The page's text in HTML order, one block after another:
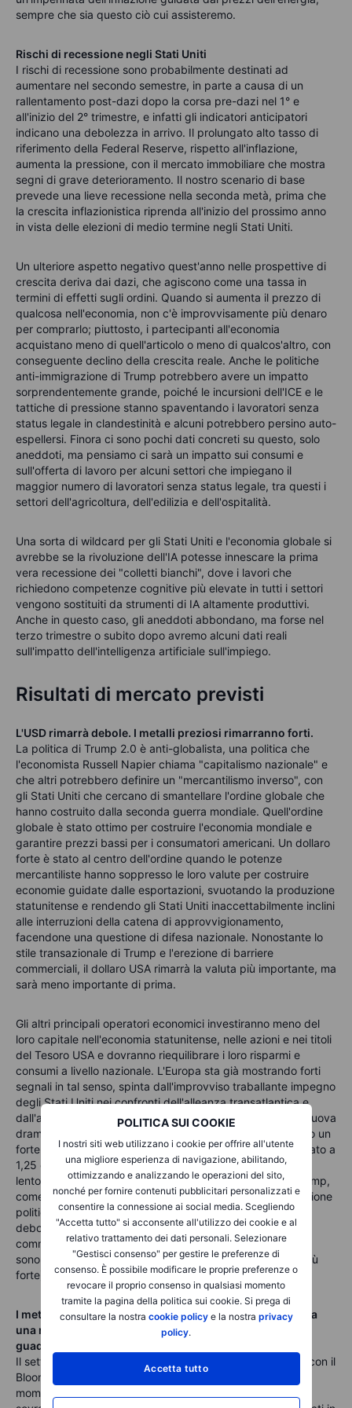
POLITICA SUI COOKIE
I nostri siti web utilizzano i cookie per offrire all'utente
una migliore esperienza di navigazione, abilitando,
ottimizzando e analizzando le operazioni del sito,
nonché per fornire contenuti pubblicitari personalizzati e
consentire la connessione ai social media. Scegliendo
"Accetta tutto" si acconsente all'utilizzo dei cookie e al
relativo trattamento dei dati personali. Selezionare
"Gestisci consenso" per gestire le preferenze di
consenso. È possibile modificare le proprie preferenze o
revocare il proprio consenso in qualsiasi momento
tramite la pagina della politica sui cookie. Si prega di
consultare la nostra cookie policye la nostra privacy
policy.
Accetta tutto
sempre che sia questo ciò cui assisteremo.
Rischi di recessione negli Stati Uniti
I rischi di recessione sono probabilmente destinati ad
aumentare nel secondo semestre, in parte a causa di un
rallentamento post-dazi dopo la corsa pre-dazi nel 1° e
all'inizio del 2° trimestre, e infatti gli indicatori anticipatori
indicano una debolezza in arrivo. Il prolungato alto tasso di
riferimento della Federal Reserve, rispetto all'inflazione,
aumenta la pressione, con il mercato immobiliare che mostra
segni di grave deterioramento. Il nostro scenario di base
prevede una lieve recessione nella seconda metà, prima che
la crescita inflazionistica riprenda all'inizio del prossimo anno
in vista delle elezioni di medio termine negli Stati Uniti.
Un ulteriore aspetto negativo quest'anno nelle prospettive di
crescita deriva dai dazi, che agiscono come una tassa in
termini di effetti sugli ordini. Quando si aumenta il prezzo di
qualcosa nell'economia, non c'è improvvisamente più denaro
per comprarlo; piuttosto, i partecipanti all'economia
acquistano meno di quell'articolo o meno di qualcos'altro, con
conseguente declino della crescita reale. Anche le politiche
anti-immigrazione di Trump potrebbero avere un impatto
sorprendentemente grande, poiché le incursioni dell'ICE e le
tattiche di pressione stanno spaventando i lavoratori senza
status legale in clandestinità e alcuni potrebbero persino auto-
espellersi. Finora ci sono pochi dati concreti su questo, solo
aneddoti, ma pensiamo ci sarà un impatto sui consumi e
sull'offerta di lavoro per alcuni settori che impiegano il
maggior numero di lavoratori senza status legale, tra questi i
settori dell'agricoltura, dell'edilizia e dell'ospitalità.
Una sorta di wildcard per gli Stati Uniti e l'economia globale si
avrebbe se la rivoluzione dell'IA potesse innescare la prima
vera recessione dei "colletti bianchi", dove i lavori che
richiedono competenze cognitive più elevate in tutti i settori
vengono sostituiti da strumenti di IA altamente produttivi.
Anche in questo caso, gli aneddoti abbondano, ma forse nel
terzo trimestre o subito dopo avremo alcuni dati reali
sull'impatto dell'intelligenza artificiale sull'impiego.
Risultati di mercato previsti
L'USD rimarrà debole. I metalli preziosi rimarranno forti.
La politica di Trump 2.0 è anti-globalista, una politica che
l'economista Russell Napier chiama "capitalismo nazionale" e
che altri potrebbero definire un "mercantilismo inverso", con
gli Stati Uniti che cercano di smantellare l'ordine globale che
hanno costruito dalla seconda guerra mondiale. Quell'ordine
globale è stato ottimo per costruire l'economia mondiale e
garantire prezzi bassi per i consumatori americani. Un dollaro
forte è stato al centro dell'ordine quando le potenze
mercantiliste hanno soppresso le loro valute per costruire
economie guidate dalle esportazioni, svuotando la produzione
statunitense e rendendo gli Stati Uniti inaccettabilmente inclini
alle interruzioni della catena di approvvigionamento,
facendone una questione di difesa nazionale. Nonostante lo
stile transazionale di Trump e l'erezione di barriere
commerciali, il dollaro USA rimarrà la valuta più importante, ma
sarà meno importante di prima.
Gli altri principali operatori economici investiranno meno del
loro capitale nell'economia statunitense, nelle azioni e nei titoli
del Tesoro USA e dovranno riequilibrare i loro risparmi e
consumi a livello nazionale. L'Europa sta già mostrando forti
segnali in tal senso, spinta dall'improvviso traballante impegno
degli Stati Uniti nei confronti dell'alleanza transatlantica e
dall'atteggiamento di Trump sulle ragioni di scambio. La nuova
drammatica espansione fiscale della Germania ha già dato un
forte impulso all'euro e l'EUR/USD potrebbe essere destinato a
1,25 entro la fine dell'anno. Il Giappone si sta dimostrando
lento a raggiungere un accordo con l'amministrazione Trump,
come notato sopra, probabilmente ostacolato dalla situazione
politica interna in Giappone. Ma lo yen giapponese molto
debole è una luce rossa lampeggiante per le relazioni
commerciali tra Stati Uniti e Giappone, che probabilmente
sono destinate a una correzione di rotta (uno yen molto più
forte).
I metalli preziosi spingono il settore delle commodities a
una robusta performance nel 1° semestre e a ulteriori
guadagni in vista
Il settore commodities ha avuto un primo semestre forte, con il
Bloomberg commodities Indice in rialzo di circa il 9% al
momento della preparazione di questa nota,